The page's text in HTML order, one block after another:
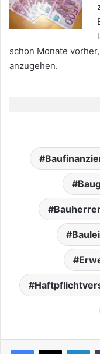
schon Monate
anzugehen.